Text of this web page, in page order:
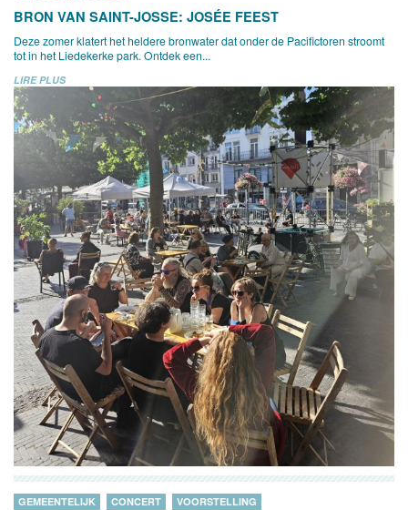
BRON VAN SAINT-JOSSE: JOSÉE FEEST
Deze zomer klatert het heldere bronwater dat onder de Pacifictoren stroomt
tot in het Liedekerke park. Ontdek een...
LIRE PLUS
GEMEENTELIJK CONCERT VOORSTELLING